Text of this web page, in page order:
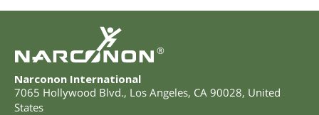
®
Narconon International
7065 Hollywood Blvd., Los Angeles, CA 90028, United
States